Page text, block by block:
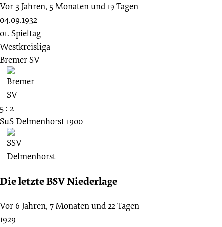
Vor 3 Jahren, 5 Monaten und 19 Tagen
04.09.1932
01. Spieltag
Westkreisliga
Bremer SV
5 : 2
SuS Delmenhorst 1900
Die letzte BSV Niederlage
Vor 6 Jahren, 7 Monaten und 22 Tagen
1929